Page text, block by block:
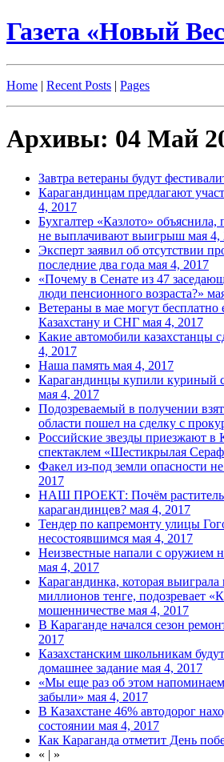
Газета «Новый
Home | Recent Posts | Pages
Архивы: 04 Май
Завтра ветераны будут
Карагандинцам предлагают
4, 2017
Бухгалтер «Казлото» объяснила,
не выплачивают выигрыш мая 4,
Эксперт заявил об отсутствии
последние два года мая 4, 2017
«Почему в Сенате из 47
люди пенсионного возраста?»
Ветераны в мае могут бесплатно
Казахстану и СНГ мая 4, 2017
Какие автомобили казахстанцы
4, 2017
Наша память мая 4, 2017
Карагандинцы купили куриный
мая 4, 2017
Подозреваемый в получении
области пошел на сделку с
Российские звезды приезжают в
спектаклем «Шестикрылая
Факел из-под земли опасности
2017
НАШ ПРОЕКТ: Почём
карагандинцев? мая 4, 2017
Тендер по капремонту улицы
несостоявшимся мая 4, 2017
Неизвестные напали с оружием
мая 4, 2017
Карагандинка, которая
миллионов тенге, подозревает
мошенничестве мая 4, 2017
В Караганде начался сезон
2017
Казахстанским школьникам
домашнее задание мая 4, 2017
«Мы еще раз об этом
забыли» мая 4, 2017
В Казахстане 46% автодорог
состоянии мая 4, 2017
Как Караганда отметит День
« | »